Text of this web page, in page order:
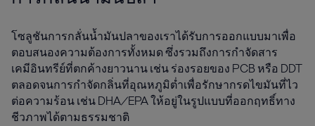
โซลูชันการกลั่นน้ำมันปลาของเราได้รับการออกแบบมาเพื่อ
ตอบสนองความต้องการทั้งหมด ซึ่งรวมถึงการกำจัดสาร
เคมีอินทรีย์ที่ตกค้างยาวนาน เช่น ร่องรอยของ PCB หรือ DDT
ตลอดจนการกำจัดกลิ่นที่อุณหภูมิต่ำเพื่อรักษากรดไขมันที่ไว
ต่อความร้อน เช่น DHA/EPA ให้อยู่ในรูปแบบที่ออกฤทธิ์ทาง
ชีวภาพได้ตามธรรมชาติ